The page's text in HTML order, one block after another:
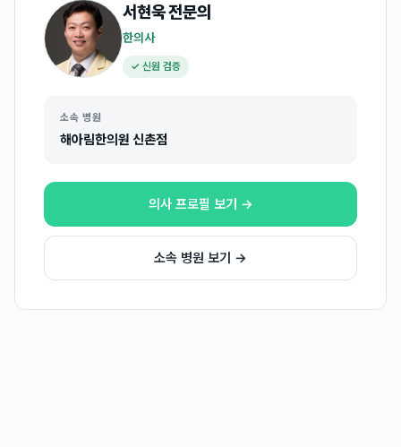
서현욱전문의
한의사
✓ 신원 검증
소속 병원
해아림한의원 신촌점
의사 프로필 보기 →
소속 병원 보기 →